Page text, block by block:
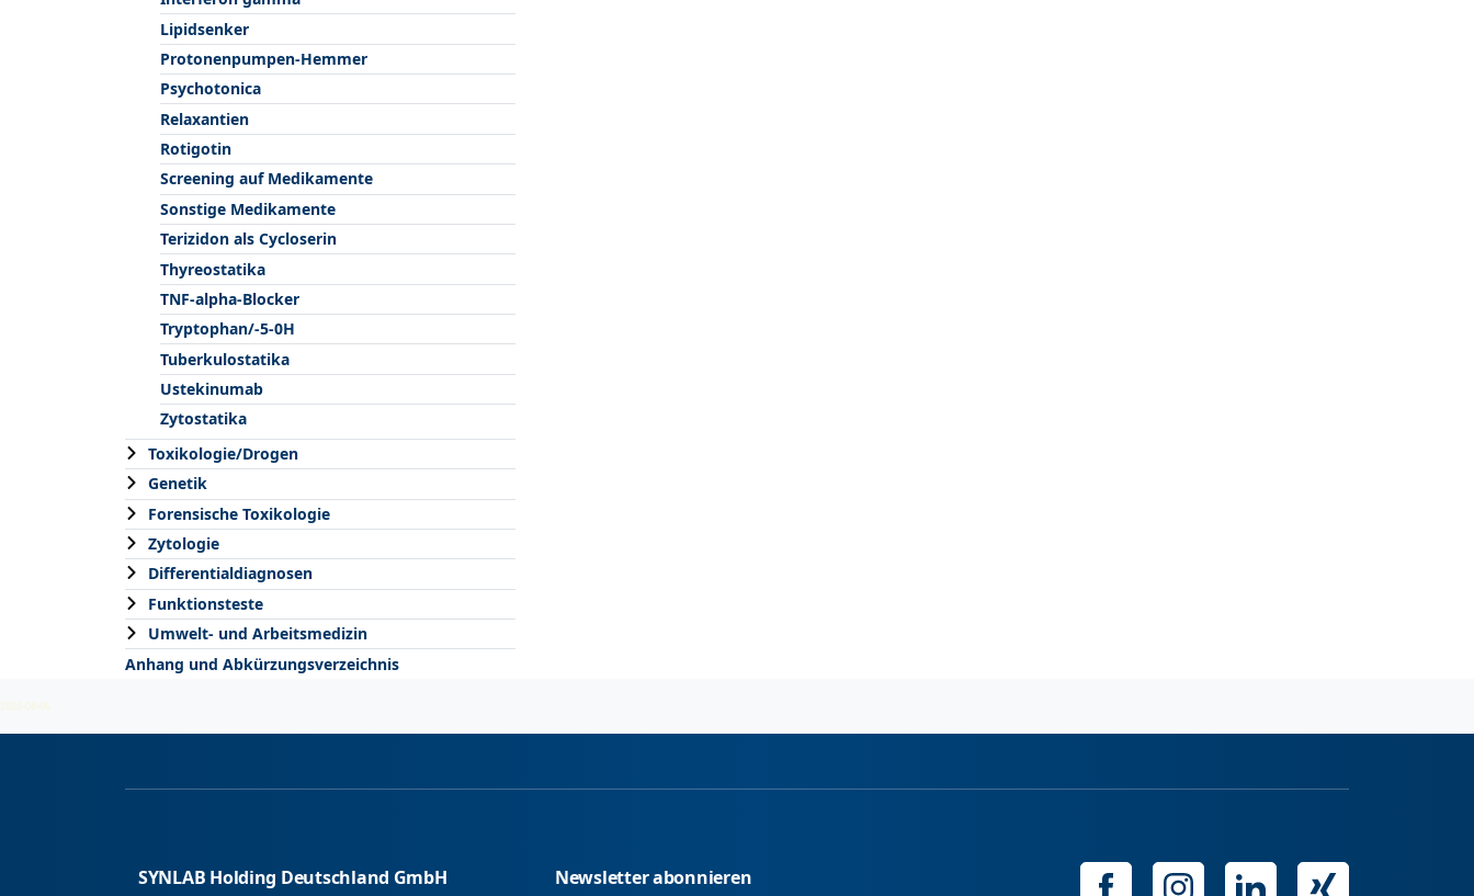
Lipidsenker
Protonenpumpen-Hemmer
Psychotonica
Relaxantien
Rotigotin
Screening auf Medikamente
Sonstige Medikamente
Terizidon als Cycloserin
Thyreostatika
TNF-alpha-Blocker
Tryptophan/-5-0H
Tuberkulostatika
Ustekinumab
Zytostatika
Toxikologie/Drogen
Genetik
Forensische Toxikologie
Zytologie
Differentialdiagnosen
Funktionsteste
Umwelt- und Arbeitsmedizin
Anhang und Abkürzungsverzeichnis
2026-08-06
SYNLAB Holding Deutschland GmbH Newsletter abonnieren